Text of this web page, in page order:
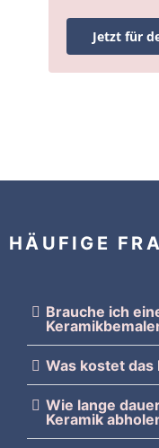
Jetzt für
HÄUFIGE
Brauche ich
Was kostet das
Wie lange
Keramik